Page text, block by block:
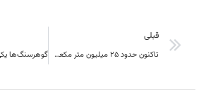
قبلی
تاکنون حدود ۲۵ میلیون متر مکعب رواناب در سازه های آبخیزداری خراسان جنوبی مهار شده است